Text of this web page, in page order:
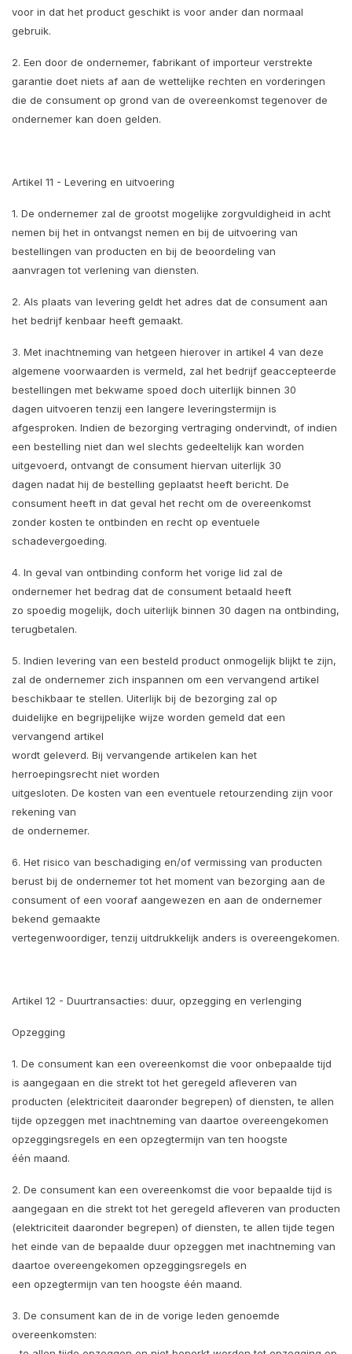
voor in dat het product geschikt is voor ander dan normaal
gebruik.
2. Een door de ondernemer, fabrikant of importeur verstrekte
garantie doet niets af aan de wettelijke rechten en vorderingen
die de consument op grond van de overeenkomst tegenover de
ondernemer kan doen gelden.
Artikel 11 - Levering en uitvoering
1. De ondernemer zal de grootst mogelijke zorgvuldigheid in acht
nemen bij het in ontvangst nemen en bij de uitvoering van
bestellingen van producten en bij de beoordeling van
aanvragen tot verlening van diensten.
2. Als plaats van levering geldt het adres dat de consument aan
het bedrijf kenbaar heeft gemaakt.
3. Met inachtneming van hetgeen hierover in artikel 4 van deze
algemene voorwaarden is vermeld, zal het bedrijf geaccepteerde
bestellingen met bekwame spoed doch uiterlijk binnen 30
dagen uitvoeren tenzij een langere leveringstermijn is
afgesproken. Indien de bezorging vertraging ondervindt, of indien
een bestelling niet dan wel slechts gedeeltelijk kan worden
uitgevoerd, ontvangt de consument hiervan uiterlijk 30
dagen nadat hij de bestelling geplaatst heeft bericht. De
consument heeft in dat geval het recht om de overeenkomst
zonder kosten te ontbinden en recht op eventuele
schadevergoeding.
4. In geval van ontbinding conform het vorige lid zal de
ondernemer het bedrag dat de consument betaald heeft
zo spoedig mogelijk, doch uiterlijk binnen 30 dagen na ontbinding,
terugbetalen.
5. Indien levering van een besteld product onmogelijk blijkt te zijn,
zal de ondernemer zich inspannen om een vervangend artikel
beschikbaar te stellen. Uiterlijk bij de bezorging zal op
duidelijke en begrijpelijke wijze worden gemeld dat een
vervangend artikel
wordt geleverd. Bij vervangende artikelen kan het
herroepingsrecht niet worden
uitgesloten. De kosten van een eventuele retourzending zijn voor
rekening van
de ondernemer.
6. Het risico van beschadiging en/of vermissing van producten
berust bij de ondernemer tot het moment van bezorging aan de
consument of een vooraf aangewezen en aan de ondernemer
bekend gemaakte
vertegenwoordiger, tenzij uitdrukkelijk anders is overeengekomen.
Artikel 12 - Duurtransacties: duur, opzegging en verlenging
Opzegging
1. De consument kan een overeenkomst die voor onbepaalde tijd
is aangegaan en die strekt tot het geregeld afleveren van
producten (elektriciteit daaronder begrepen) of diensten, te allen
tijde opzeggen met inachtneming van daartoe overeengekomen
opzeggingsregels en een opzegtermijn van ten hoogste
één maand.
2. De consument kan een overeenkomst die voor bepaalde tijd is
aangegaan en die strekt tot het geregeld afleveren van producten
(elektriciteit daaronder begrepen) of diensten, te allen tijde tegen
het einde van de bepaalde duur opzeggen met inachtneming van
daartoe overeengekomen opzeggingsregels en
een opzegtermijn van ten hoogste één maand.
3. De consument kan de in de vorige leden genoemde
overeenkomsten: